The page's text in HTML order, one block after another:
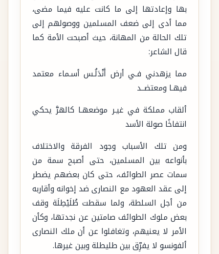
بها وإعادتها إلى ما كانت عليه فيما مضى،
مما أدى إلى ضعف المسلمين ووصولهم إلى
تلك الحالة من المهانة، حيث أصبحت الأمة كما
قال الشاعر:
مما يزهدني فـي أرض أَنْدَلُـس أسـماء معتمد
فيهـا ومعتضــد
ألقاب مملكة في غيـر موضعهـا كالهرَّ يحكي
انتفاخًا صولة الأسد
ومن تلك الأسباب وجود الفرقة والاختلاف
بأنواعه بين المسلمين، حتى أصبح سمة من
سمات عصر الطوائف، حتى كان بعضهم يضطر
إلى عقد العهود مع النصارى ضد إخوانه وأقاربه
من أجل السلطة، ولما سقطت طُلَيْطِلَة وقف
بعض ملوك الطوائف صامتين عن نجدتها، وكأن
الأمر لا يعنيهم، وتغافلوا عن أن ملك النصارى
ألفونسو لا يفرِّق بين طليطلة وبين غيرها.